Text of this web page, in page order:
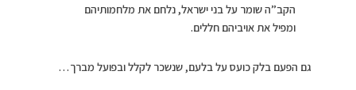
הקב”ה שומר על בני ישראל, נלחם את מלחמותיהם
ומפיל את אויביהם חללים.
גם הפעם בלק כועס על בלעם, שנשכר לקלל ובפועל מברך…